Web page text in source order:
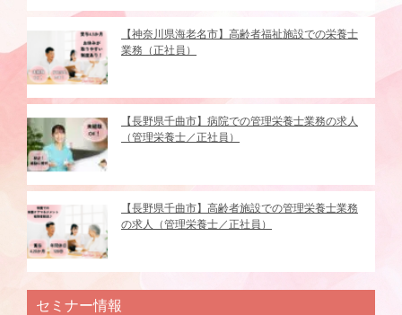
【神奈川県海老名市】高齢者福祉施設での栄養士
業務（正社員）
【長野県千曲市】病院での管理栄養士業務の求人
（管理栄養士／正社員）
【長野県千曲市】高齢者施設での管理栄養士業務
の求人（管理栄養士／正社員）
セミナー情報